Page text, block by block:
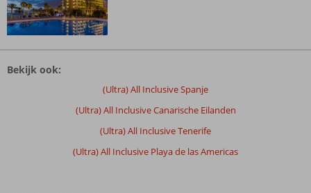
zijn
Bekijk ook:
(Ultra) All Inclusive Spanje
(Ultra) All Inclusive Canarische Eilanden
(Ultra) All Inclusive Tenerife
(Ultra) All Inclusive Playa de las Americas